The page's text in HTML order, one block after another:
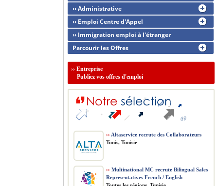
›› Administrative
›› Emploi Centre d'Appel
›› Immigration emploi à l'étranger
Parcourir les Offres
›› Entreprise
Publiez vos offres d'emploi
›› Altaservice recrute des Collaborateurs
Tunis, Tunisie
›› Multinational MC recrute Bilingual Sales
Representatives French / English